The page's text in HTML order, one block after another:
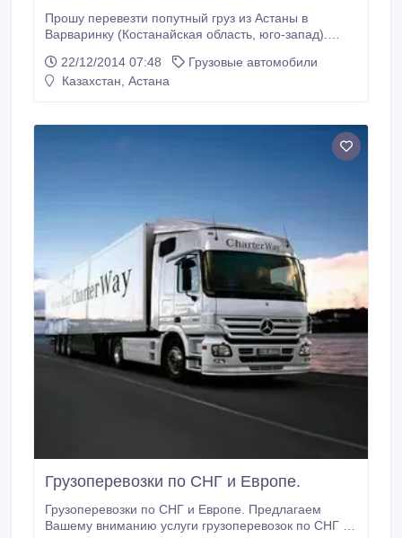
Прошу перевезти попутный груз из Астаны в
Варваринку (Костанайская область, юго-запад).
Груз: 700 кг, 1 м3, оборудование контакт: 8-705-251-
46-90 Ермек.
22/12/2014 07:48
Грузовые автомобили
Казахстан, Астана
Грузоперевозки по СНГ и Европе.
Грузоперевозки по СНГ и Европе. Предлагаем
Вашему вниманию услуги грузоперевозок по СНГ и